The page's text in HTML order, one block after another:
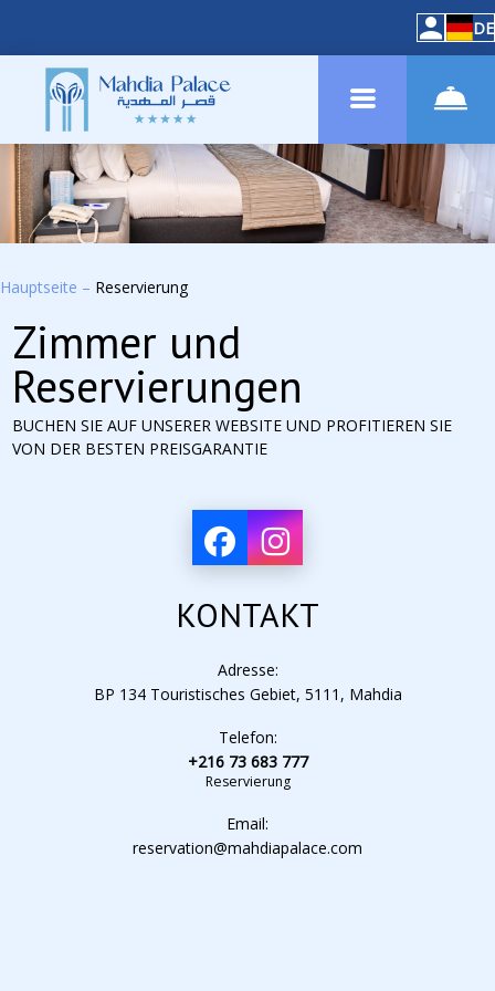
DE
Hauptseite – Reservierung
Zimmer und
Reservierungen
BUCHEN SIE AUF UNSERER WEBSITE UND PROFITIEREN SIE
VON DER BESTEN PREISGARANTIE
KONTAKT
Adresse:
BP 134 Touristisches Gebiet, 5111, Mahdia
Telefon:
+216 73 683 777
Reservierung
Email:
reservation@mahdiapalace.com